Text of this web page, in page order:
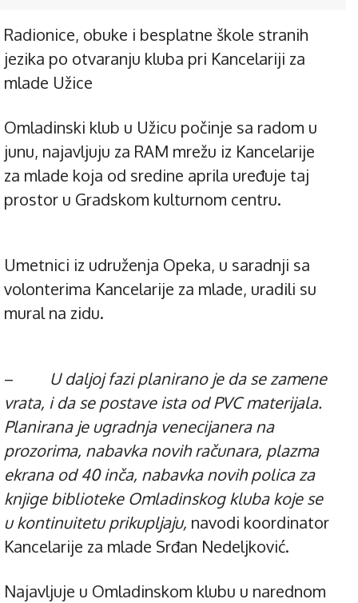
Radionice, obuke i besplatne škole stranih
jezika po otvaranju kluba pri Kancelariji za
mlade Užice
Omladinski klub u Užicu počinje sa radom u
junu, najavljuju za RAM mrežu iz Kancelarije
za mlade koja od sredine aprila uređuje taj
prostor u Gradskom kulturnom centru.
Umetnici iz udruženja Opeka, u saradnji sa
volonterima Kancelarije za mlade, uradili su
mural na zidu.
– U daljoj fazi planirano je da se zamene
vrata, i da se postave ista od PVC materijala.
Planirana je ugradnja venecijanera na
prozorima, nabavka novih računara, plazma
ekrana od 40 inča, nabavka novih polica za
knjige biblioteke Omladinskog kluba koje se
u kontinuitetu prikupljaju, navodi koordinator
Kancelarije za mlade Srđan Nedeljković.
Najavljuje u Omladinskom klubu u narednom